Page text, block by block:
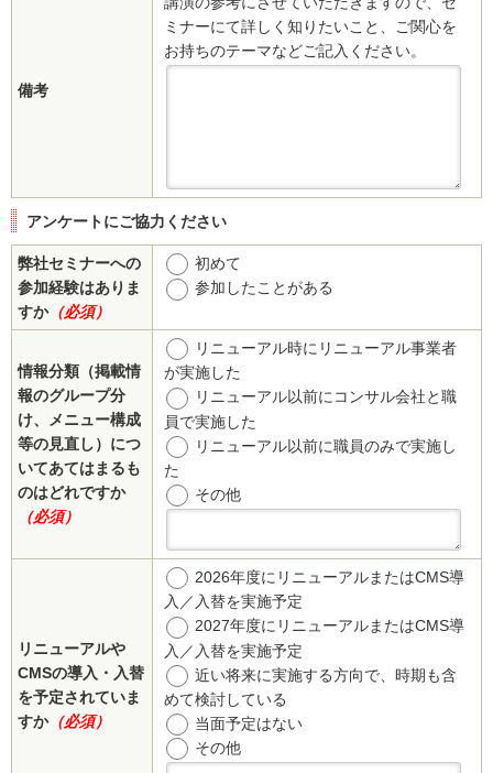
備考
ミナーにて詳しく知りたいこと、ご関心を
お持ちのテーマなどご記入ください。
アンケートにご協力ください
弊社セミナーへの
参加経験はありま
すか（必須）
初めて
参加したことがある
情報分類（掲載情
報のグループ分
け、メニュー構成
等の見直し）につ
いてあてはまるも
のはどれですか
（必須）
リニューアル時にリニューアル事業者
が実施した
リニューアル以前にコンサル会社と職
員で実施した
リニューアル以前に職員のみで実施し
た
その他
リニューアルや
CMSの導入・入替
を予定されていま
すか（必須）
2026年度にリニューアルまたはCMS導
入／入替を実施予定
2027年度にリニューアルまたはCMS導
入／入替を実施予定
近い将来に実施する方向で、時期も含
めて検討している
当面予定はない
その他